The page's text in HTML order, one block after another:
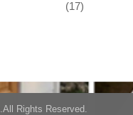
(17)
.All Rights Reserved.